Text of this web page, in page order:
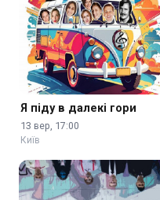
Я піду в далекі гори
13 вер, 17:00
Київ